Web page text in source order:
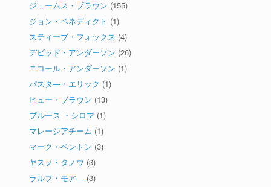
ジェームス・ブラウン (155)
ジョン・ベネディクト (1)
スティーブ・フォックス (4)
デビッド・アンダーソン (26)
ニコール・アンダーソン (1)
パスタ―・エリック (1)
ヒュー・ブラウン (13)
ブルース ・シロマ (1)
マレーシアチーム (1)
マーク・ベントン (3)
ヤスヲ・タノウ (3)
ラルフ・モア― (3)